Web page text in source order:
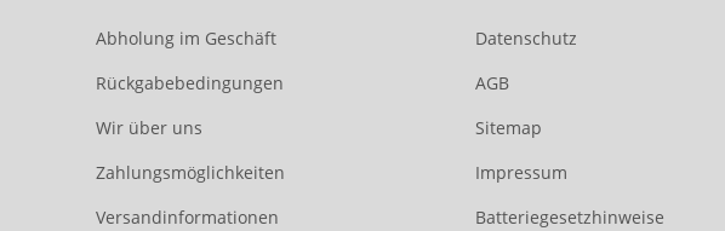
Abholung im Geschäft
Rückgabebedingungen
Wir über uns
Zahlungsmöglichkeiten
Versandinformationen
Datenschutz
AGB
Sitemap
Impressum
Batteriegesetzhinweise